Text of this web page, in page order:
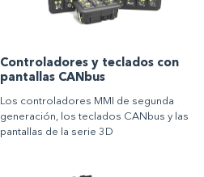
Controladores y teclados con
pantallas CANbus
Los controladores MMI de segunda
generación, los teclados CANbus y las
pantallas de la serie 3D